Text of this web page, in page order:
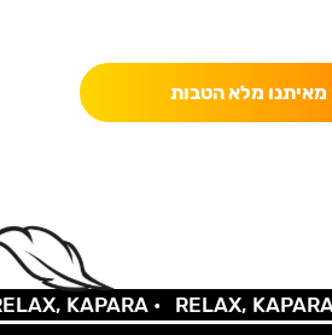
מאיתנו מלא הטבות
KAPARA • RELAX, KAPARA •